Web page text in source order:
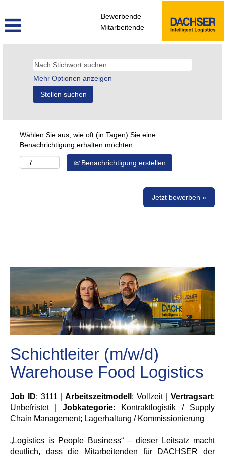
Bewerbende
Mitarbeitende
Mehr Optionen anzeigen
Wählen Sie aus, wie oft (in Tagen) Sie eine
Benachrichtigung erhalten möchten:
Benachrichtigung erstellen
Jetzt bewerben »
Schichtleiter (m/w/d)
Warehouse Food Logistics
Job ID: 3111 |Arbeitszeitmodell : Vollzeit |Vertragsart:
Unbefristet | Jobkategorie: Kontraktlogistik / Supply
Chain Management; Lagerhaltung / Kommissionierung
„Logistics is People Business“ – dieser Leitsatz macht
deutlich, dass die Mitarbeitenden für DACHSER der